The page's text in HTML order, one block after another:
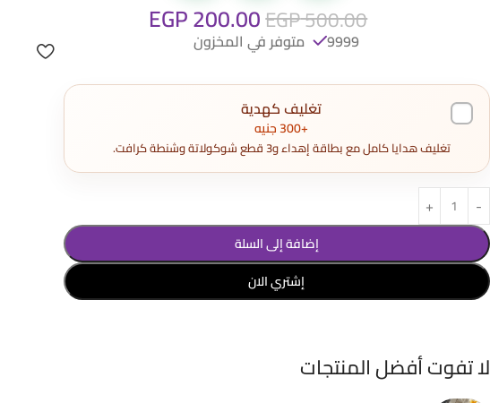
EGP500.00
EGP200.00
9999 متوفر في المخزون
تغليف كهدية
+300 جنيه
تغليف هدايا كامل مع بطاقة إهداء و3 قطع شوكولاتة وشنطة كرافت.
إضافة إلى السلة
إشتري الان
لا تفوت أفضل المنتجات